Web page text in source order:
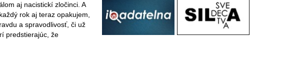
aj nacistickí zločinci. A
rok aj teraz opakujem,
a spravodlivosť, či už
predstierajúc, že